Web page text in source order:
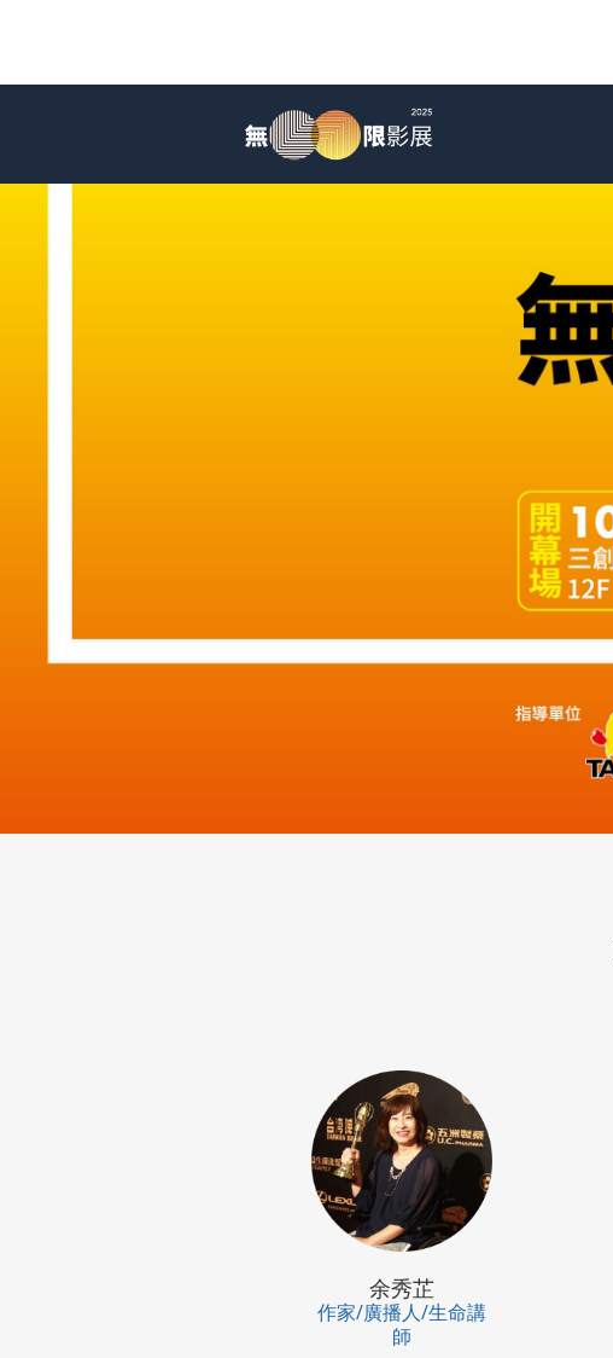
余秀芷
作家/廣播人/生命講
師